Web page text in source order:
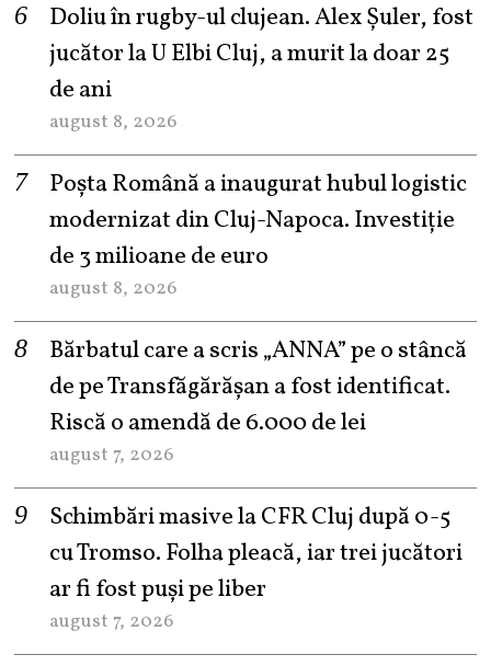
Doliu în rugby-ul clujean. Alex Șuler, fost
jucător la U Elbi Cluj, a murit la doar 25
de ani
august 8, 2026
Poșta Română a inaugurat hubul logistic
modernizat din Cluj-Napoca. Investiție
de 3 milioane de euro
august 8, 2026
Bărbatul care a scris „ANNA” pe o stâncă
de pe Transfăgărășan a fost identificat.
Riscă o amendă de 6.000 de lei
august 7, 2026
Schimbări masive la CFR Cluj după 0-5
cu Tromso. Folha pleacă, iar trei jucători
ar fi fost puși pe liber
august 7, 2026